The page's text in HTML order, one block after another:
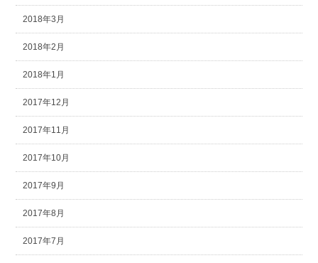
2018年3月
2018年2月
2018年1月
2017年12月
2017年11月
2017年10月
2017年9月
2017年8月
2017年7月